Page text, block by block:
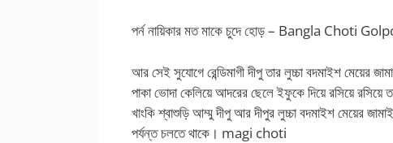
পর্ন নায়িকার মত মাকে চুদে হোড় – Bangla Choti
আর সেই সুযোগে রেন্ডিমাগী দীপু তার লুচ্চা বদমাইশ মেয়ের
পাকা ভোদা কেলিয়ে আদরের ছেলে ইফুকে দিয়ে রসিয়ে রসিয়ে
খাংকি শ্বাশুড়ি আম্মু দীপু আর দীপুর লুচ্চা বদমাইশ মেয়ের
পর্যন্ত চলতে থাকে। magi choti